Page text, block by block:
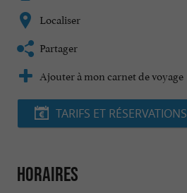
Localiser
Partager
Ajouter à mon carnet de voyage
TARIFS ET RÉSERVATIONS
Horaires